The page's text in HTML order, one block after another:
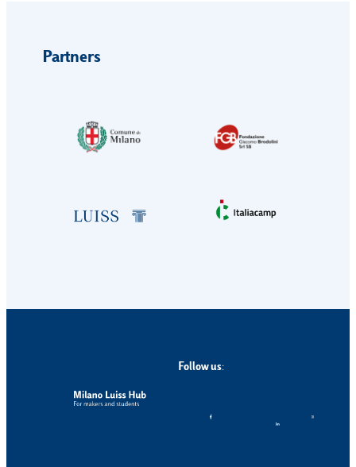
Partners
Follow us: